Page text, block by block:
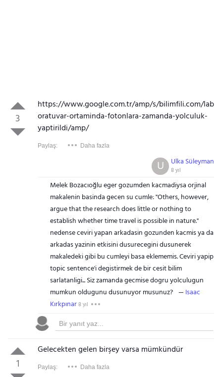
3
https://www.google.com.tr/amp/s/bilimfili.com/lab
oratuvar-ortaminda-fotonlara-zamanda-yolculuk-
yaptirildi/amp/
Paylaş: Daha fazla
Ulka Süleyman
8 yıl
U
Melek Bozacıoğlu eger gozumden kacmadiysa orjinal
makalenin basinda gecen su cumle: "Others, however,
argue that the research does little or nothing to
establish whether time travel is possible in nature."
nedense ceviri yapan arkadasin gozunden kacmis ya da
arkadas yazinin etkisini dusurecegini dusunerek
makaledeki gibi bu cumleyi basa eklememis. Ceviri yapip
topic sentence'i degistirmek de bir cesit bilim
sarlatanligi... Siz zamanda gecmise dogru yolculugun
mumkun oldugunu dusunuyor musunuz?
Isaac
Kırkpınar8 yıl
1
Gelecekten gelen birşey varsa mümkündür
Paylaş: Daha fazla